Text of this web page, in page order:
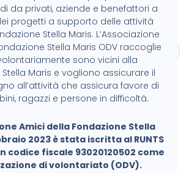
da privati, aziende e benefattori a
progetti a supporto delle attività
Stella Maris. L’Associazione
Stella Maris ODV raccoglie
sono vicini alla
Maris e vogliono assicurare il
all’attività che assicura favore di
ragazzi e persone in difficoltà.
Amici della Fondazione Stella
2023 è stata iscritta al RUNTS
codice fiscale 93020120502 come
di volontariato (ODV).